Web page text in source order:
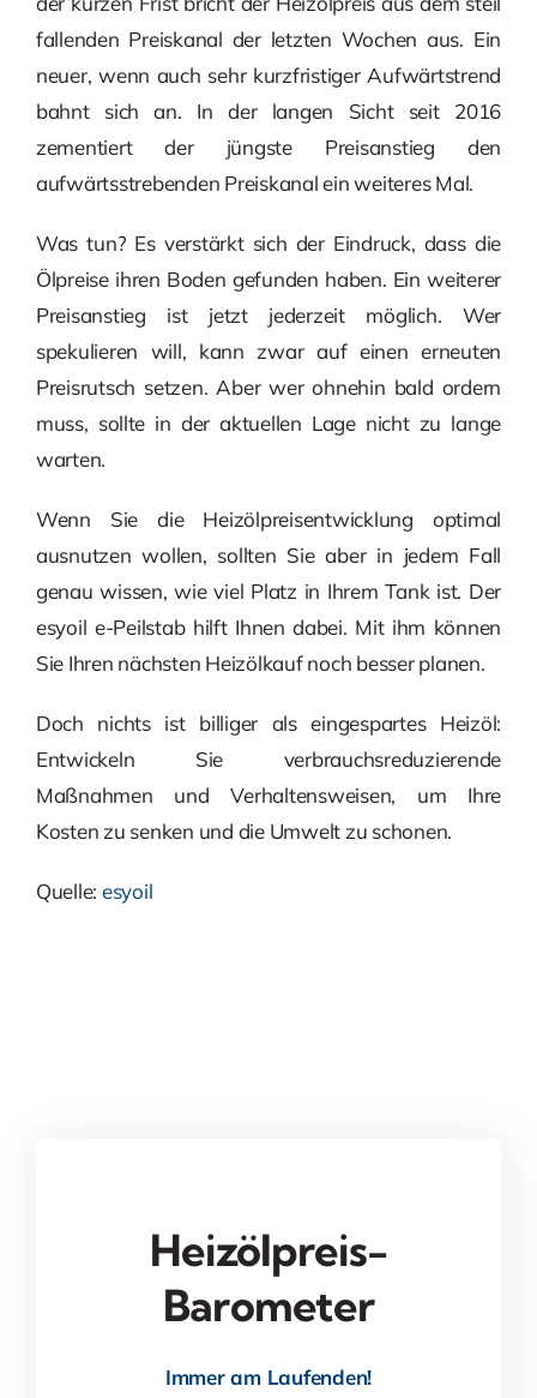
fallenden Preiskanal der letzten Wochen aus. Ein
neuer, wenn auch sehr kurzfristiger Aufwärtstrend
bahnt sich an. In der langen Sicht seit 2016
zementiert der jüngste Preisanstieg den
aufwärtsstrebenden Preiskanal ein weiteres Mal.
Was tun? Es verstärkt sich der Eindruck, dass die
Ölpreise ihren Boden gefunden haben. Ein weiterer
Preisanstieg ist jetzt jederzeit möglich. Wer
spekulieren will, kann zwar auf einen erneuten
Preisrutsch setzen. Aber wer ohnehin bald ordern
muss, sollte in der aktuellen Lage nicht zu lange
warten.
Wenn Sie die Heizölpreisentwicklung optimal
ausnutzen wollen, sollten Sie aber in jedem Fall
genau wissen, wie viel Platz in Ihrem Tank ist. Der
esyoil e-Peilstab hilft Ihnen dabei. Mit ihm können
Sie Ihren nächsten Heizölkauf noch besser planen.
Doch nichts ist billiger als eingespartes Heizöl:
Entwickeln Sie verbrauchsreduzierende
Maßnahmen und Verhaltensweisen, um Ihre
Kosten zu senken und die Umwelt zu schonen.
Quelle: esyoil
Heizölpreis-
Barometer
Immer am Laufenden!